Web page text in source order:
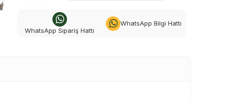
WhatsApp Sipariş Hattı
WhatsApp Bilgi Hattı